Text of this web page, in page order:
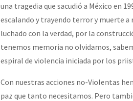
una tragedia que sacudió a México en
escalando y trayendo terror y muerte
luchado con la verdad, por la
tenemos memoria no olvidamos,
espiral de violencia iniciada por los
Con nuestras acciones no-Violentas
paz que tanto necesitamos. Pero